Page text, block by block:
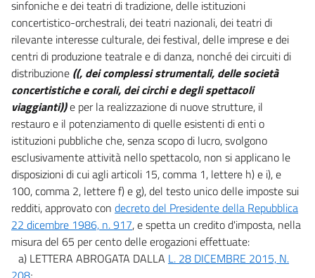
sinfoniche e dei teatri di tradizione, delle istituzioni
concertistico-orchestrali, dei teatri nazionali, dei teatri di
rilevante interesse culturale, dei festival, delle imprese e dei
centri di produzione teatrale e di danza, nonché dei circuiti di
distribuzione ((, dei complessi strumentali, delle società
concertistiche e corali, dei circhi e degli spettacoli
viaggianti))e per la realizzazione di nuove strutture, il
restauro e il potenziamento di quelle esistenti di enti o
istituzioni pubbliche che, senza scopo di lucro, svolgono
esclusivamente attività nello spettacolo, non si applicano le
disposizioni di cui agli articoli 15, comma 1, lettere h) e i), e
100, comma 2, lettere f) e g), del testo unico delle imposte sui
redditi, approvato con decreto del Presidente della Repubblica
22 dicembre 1986, n. 917, e spetta un credito d'imposta, nella
misura del 65 per cento delle erogazioni effettuate:
a) LETTERA ABROGATA DALLA L. 28 DICEMBRE 2015, N.